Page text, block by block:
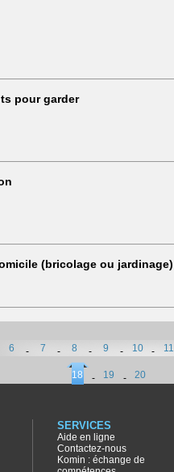
pour garder
(bricolage ou jardinage)
6 - 7 - 8 - 9 - 10 - 11
18 - 19 - 20
SERVICES
Aide en ligne
Contactez-nous
Komin : échange de